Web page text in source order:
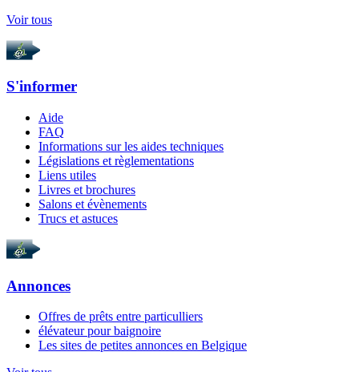
Voir tous
S'informer
Aide
FAQ
Informations sur les aides techniques
Législations et règlementations
Liens utiles
Livres et brochures
Salons et évènements
Trucs et astuces
Annonces
Offres de prêts entre particulliers
élévateur pour baignoire
Les sites de petites annonces en Belgique